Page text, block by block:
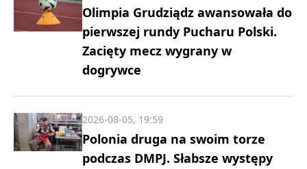
Olimpia Grudziądz awansowała do
pierwszej rundy Pucharu Polski.
Zacięty mecz wygrany w
dogrywce
Polonia druga na swoim torze
podczas DMPJ. Słabsze występy
2026-08-05, 19:59